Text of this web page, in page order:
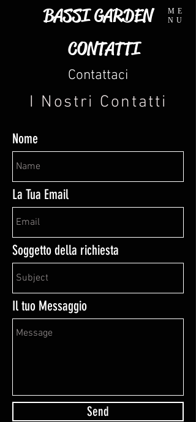
ME
NU
BASSI GARDEN
CONTATTI
Contattaci
I Nostri Contatti
Nome
La Tua Email
Soggetto della richiesta
Il tuo Messaggio
Send